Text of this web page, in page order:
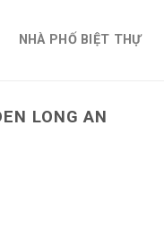
NHÀ PHỐ BIỆT THỰ
LONG AN